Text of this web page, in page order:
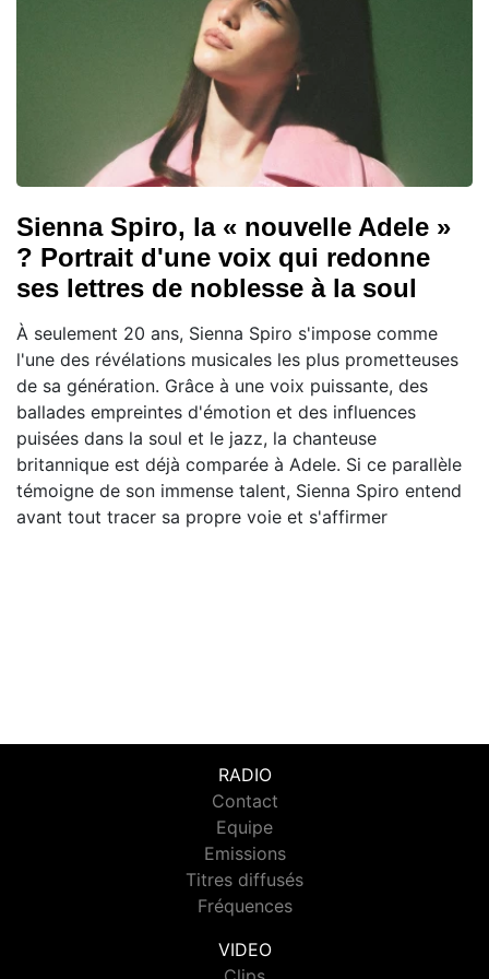
Sienna Spiro, la « nouvelle Adele »
? Portrait d'une voix qui redonne
ses lettres de noblesse à la soul
À seulement 20 ans, Sienna Spiro s'impose comme
l'une des révélations musicales les plus prometteuses
de sa génération. Grâce à une voix puissante, des
ballades empreintes d'émotion et des influences
puisées dans la soul et le jazz, la chanteuse
britannique est déjà comparée à Adele. Si ce parallèle
témoigne de son immense talent, Sienna Spiro entend
avant tout tracer sa propre voie et s'affirmer
RADIO
Contact
Equipe
Emissions
Titres diffusés
Fréquences
VIDEO